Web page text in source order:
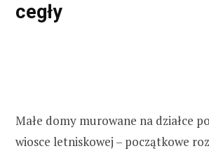
o
cegły
Małe domy murowane na działce
wiosce letniskowej – początkowe